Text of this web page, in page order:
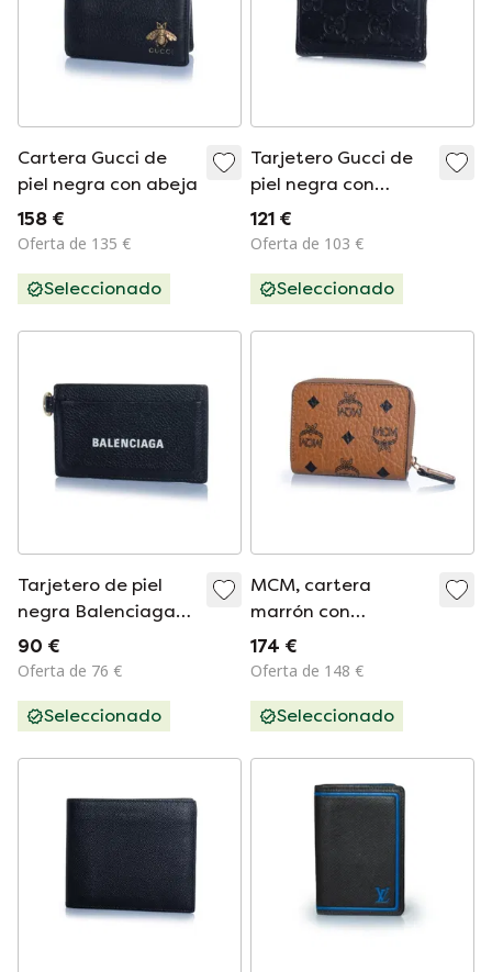
Cartera Gucci de
piel negra con abeja
158 €
Oferta de 135 €
Seleccionado
Tarjetero Gucci de
piel negra con
monograma en
relieve
121 €
Oferta de 103 €
Seleccionado
Tarjetero de piel
negra Balenciaga
con llavero
90 €
Oferta de 76 €
Seleccionado
MCM, cartera
marrón con
cremallera y
monograma
174 €
Oferta de 148 €
Seleccionado